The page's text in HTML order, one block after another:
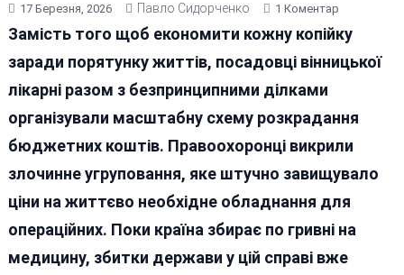
17 Березня, 2026 Павло Сидорченко 1 КоментарДо
Чи
На
Керівник
Онкоцентру
Перегончук
Своїми
Замість того щоб економити кожну копійку
заради порятунку життів, посадовці вінницької
лікарні разом з безпринципними ділками
організували масштабну схему розкрадання
бюджетних коштів. Правоохоронці викрили
злочинне угруповання, яке штучно завищувало
ціни на життєво необхідне обладнання для
операційних. Поки країна збирає по гривні на
медицину, збитки держави у цій справі вже